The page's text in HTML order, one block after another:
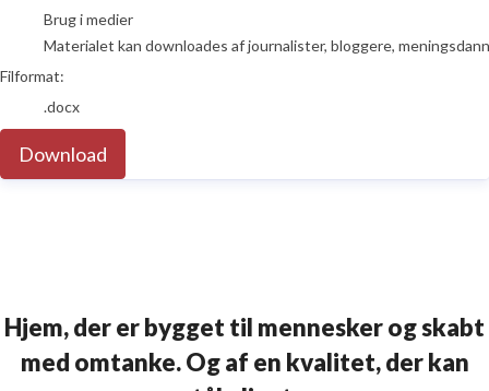
Brug i medier
Materialet kan downloades af journalister, bloggere,
Filformat:
.docx
Download
Hjem, der er bygget til mennesker og skabt
med omtanke. Og af en kvalitet, der kan